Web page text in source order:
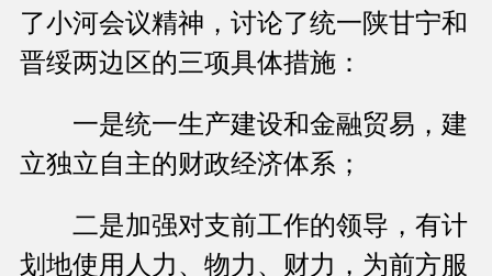
了小河会议精神，讨论了统一陕甘宁和
晋绥两边区的三项具体措施：
一是统一生产建设和金融贸易，建
立独立自主的财政经济体系；
二是加强对支前工作的领导，有计
划地使用人力、物力、财力，为前方服